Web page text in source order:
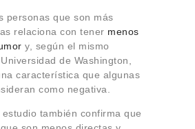
personas que son más
relaciona con tener menos
y, según el mismo
de Washington,
característica que algunas
como negativa.
también confirma que